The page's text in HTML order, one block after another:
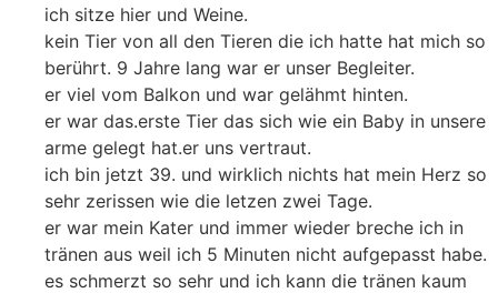
ich sitze hier und Weine.
kein Tier von all den Tieren die ich hatte hat mich so
berührt. 9 Jahre lang war er unser Begleiter.
er viel vom Balkon und war gelähmt hinten.
er war das.erste Tier das sich wie ein Baby in unsere
arme gelegt hat.er uns vertraut.
ich bin jetzt 39. und wirklich nichts hat mein Herz so
sehr zerissen wie die letzen zwei Tage.
er war mein Kater und immer wieder breche ich in
tränen aus weil ich 5 Minuten nicht aufgepasst habe.
es schmerzt so sehr und ich kann die tränen kaum